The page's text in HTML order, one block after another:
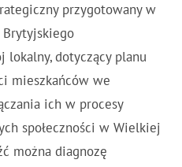
przygotowany w
Brytyjskiego
dotyczący planu
mieszkańców we
ich w procesy
społeczności w Wielkiej
można diagnozę